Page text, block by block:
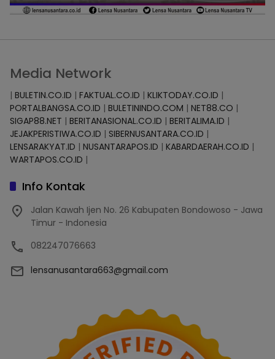
Media Network
| BULETIN.CO.ID | FAKTUAL.CO.ID | KLIKTODAY.CO.ID |
PORTALBANGSA.CO.ID | BULETININDO.COM | NET88.CO |
SIGAP88.NET | BERITANASIONAL.CO.ID | BERITALIMA.ID |
JEJAKPERISTIWA.CO.ID | SIBERNUSANTARA.CO.ID |
LENSARAKYAT.ID | NUSANTARAPOS.ID | KABARDAERAH.CO.ID |
WARTAPOS.CO.ID |
Info Kontak
Jalan Kawah Ijen No. 26 Kabupaten Bondowoso - Jawa
Timur - Indonesia
082247076663
lensanusantara663@gmail.com